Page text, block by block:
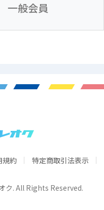
一般会員
規約 特定商取引法表示
ク. All Rights Reserved.